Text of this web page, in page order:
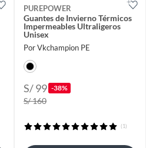
PUREPOWER
Guantes de Invierno Térmicos
Impermeables Ultraligeros
Unisex
Por Vkchampion PE
S/ 99 -38%
S/ 160
(1)